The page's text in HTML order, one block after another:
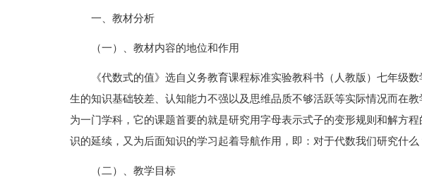
一、教材分析
（一）、教材内容的地位和作用
《代数式的值》选自义务教育课程标准实验教科书（人教版）七年级
生的知识基础较差、认知能力不强以及思维品质不够活跃等实际情况而在
为一门学科，它的课题首要的就是研究用字母表示式子的变形规则和解方
识的延续，又为后面知识的学习起着导航作用，即：对于代数我们研究什么
（二）、教学目标